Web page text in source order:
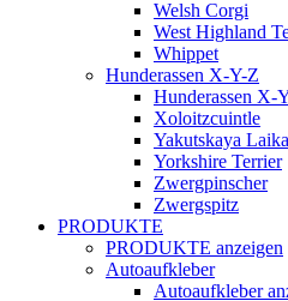
Welsh Corgi
West Highland
Whippet
Hunderassen X-Y-Z
Hunderassen X-
Xoloitzcuintle
Yakutskaya Laika
Yorkshire Terrier
Zwergpinscher
Zwergspitz
PRODUKTE
PRODUKTE anzeigen
Autoaufkleber
Autoaufkleber